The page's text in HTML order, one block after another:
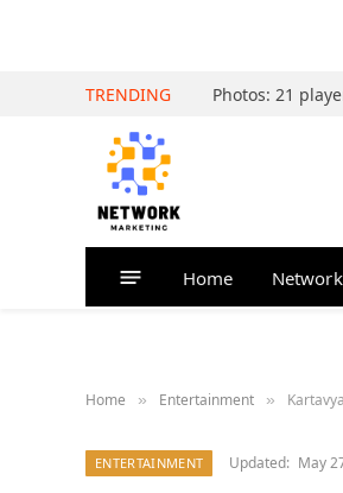
TRENDING
Home
Home » Entertainment »
ENTERTAINMENT Updated: May